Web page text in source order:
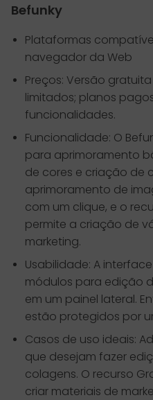
Befunky
Plataformas
navegador da Web
Preços: Versão
limitados; planos
funcionalidades.
Funcionalidade: O
para aprimoramento
de cores e criação de
aprimoramento de
com um clique, e o
permite a criação de
marketing.
Usabilidade: A
módulos para edição
em um painel lateral.
estão protegidos por
Casos de uso ideais:
que desejam fazer
colagens. O recurso
criar materiais de